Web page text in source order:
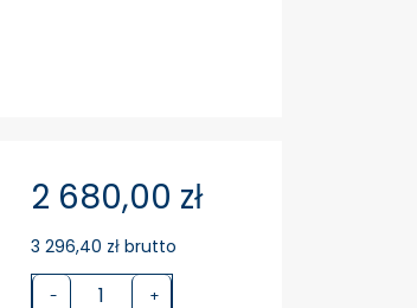
2 680,00 zł
3 296,40 zł brutto
- +